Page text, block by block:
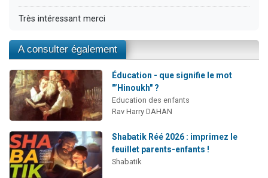
Très intéressant merci
A consulter également
Éducation - que signifie le mot
"’Hinoukh" ?
Education des enfants
Rav Harry DAHAN
Shabatik Réé 2026 : imprimez le
feuillet parents-enfants !
Shabatik